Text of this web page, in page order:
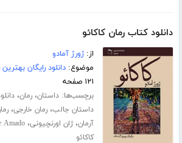
دانلود کتاب رمان کاکائو
از:ژورژ آمادو
موضوع:دانلود رایگان
۱۲۱ صفحه
برچسب‌ها:داستان،رمان،
داستان جالب،رمان خارجی،
آرمان،ژان اورنچیونی،Amado
کاکائو